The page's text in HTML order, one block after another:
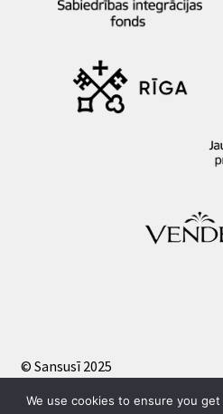
© Sansusī 2025
We use cookies to ensure you